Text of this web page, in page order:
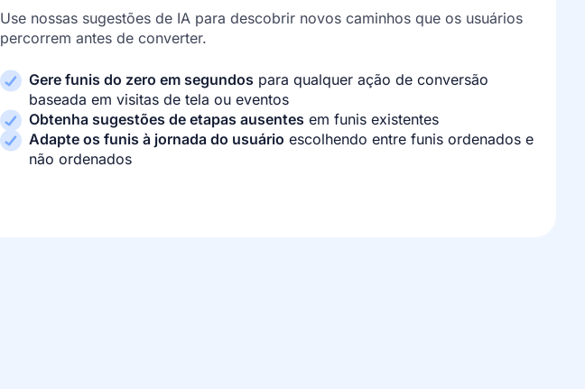
Use nossas sugestões de IA para descobrir novos caminhos que os usuários
percorrem antes de converter.
Gere funis do zero em segundos para qualquer ação de conversão
baseada em visitas de tela ou eventos
Obtenha sugestões de etapas ausentes em funis existentes
Adapte os funis à jornada do usuário escolhendo entre funis ordenados e
não ordenados